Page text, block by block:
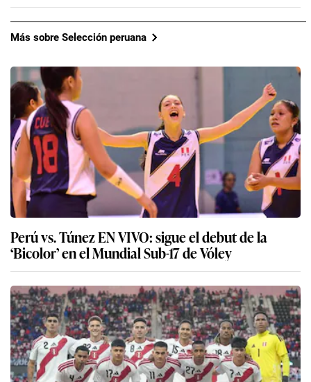
Más sobre Selección peruana
Perú vs. Túnez EN VIVO: sigue el debut de la
‘Bicolor’ en el Mundial Sub-17 de Vóley